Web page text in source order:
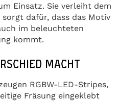
Einsatz. Sie verleiht dem
dafür, dass das Motiv
im beleuchteten
kommt.
MACHT
RGBW-LED-Stripes,
Fräsung eingeklebt